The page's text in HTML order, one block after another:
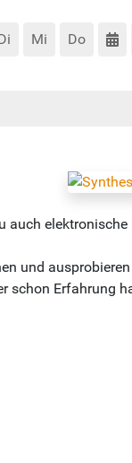
Mi Do
auch
und
schon Erfahrung